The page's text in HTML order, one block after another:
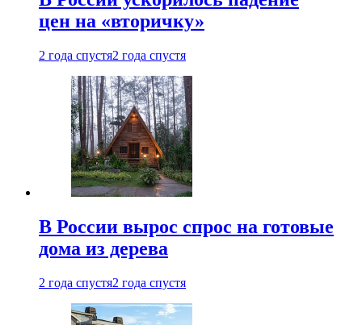
цен на «вторичку»
2 года спустя2 года спустя
В России вырос спрос на готовые
дома из дерева
2 года спустя2 года спустя